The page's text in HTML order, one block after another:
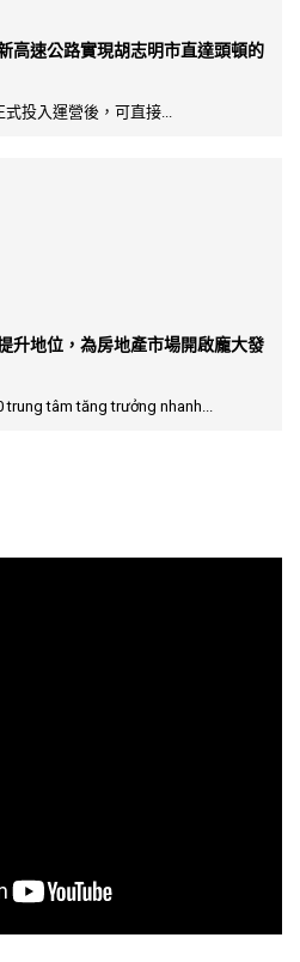
高速公路實現胡志明市直達頭頓的
式投入運營後，可直接...
升地位，為房地產市場開啟龐大發
trung tâm tăng trưởng nhanh...